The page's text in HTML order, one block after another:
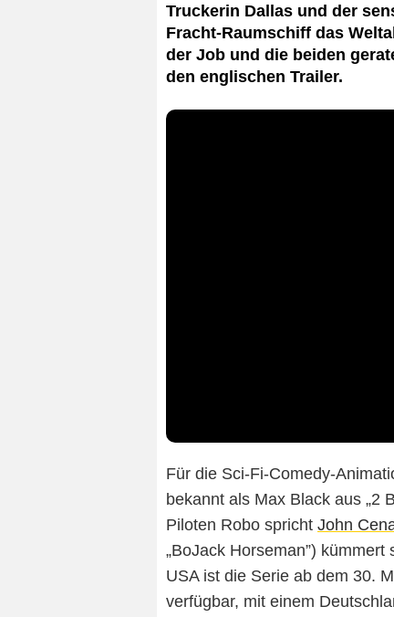
Truckerin Dallas und der
Fracht-Raumschiff das
der Job und die beiden
den englischen Trailer.
Für die Sci-Fi-Comedy-
bekannt als Max Black aus „2
Piloten Robo spricht John
„BoJack Horseman”)
USA ist die Serie ab dem 30.
verfügbar, mit einem